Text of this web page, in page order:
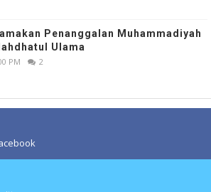
Penanggalan Muhammadiyah
Ulama
PM 2